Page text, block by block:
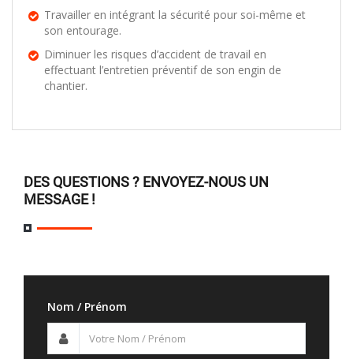
Travailler en intégrant la sécurité pour soi-même et
son entourage.
Diminuer les risques d’accident de travail en
effectuant l’entretien préventif de son engin de
chantier.
DES QUESTIONS ? ENVOYEZ-NOUS UN
MESSAGE !
Nom / Prénom